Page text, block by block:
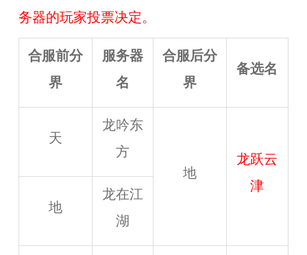
务器的玩家投票决定。
合服前分
界
服务器
名
合服后分
界
备选名
天
龙吟东
方
地
龙跃云
津
地
龙在江
湖